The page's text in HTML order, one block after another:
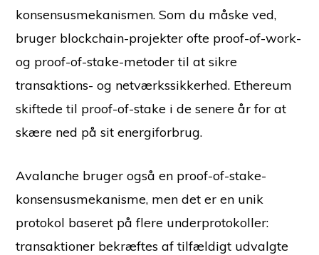
konsensusmekanismen. Som du måske ved,
bruger blockchain-projekter ofte proof-of-work-
og proof-of-stake-metoder til at sikre
transaktions- og netværkssikkerhed. Ethereum
skiftede til proof-of-stake i de senere år for at
skære ned på sit energiforbrug.
Avalanche bruger også en proof-of-stake-
konsensusmekanisme, men det er en unik
protokol baseret på flere underprotokoller:
transaktioner bekræftes af tilfældigt udvalgte